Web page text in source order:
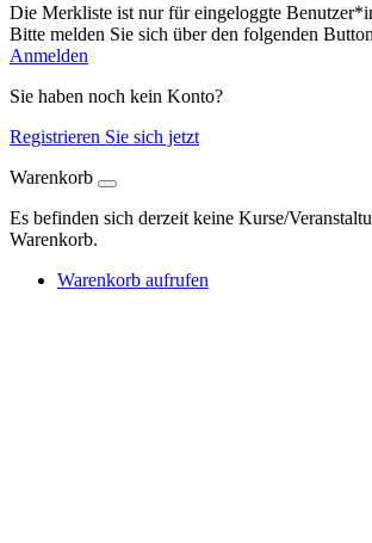
Die Merkliste ist nur für eingeloggte
Bitte melden Sie sich über den folgenden
Anmelden
Sie haben noch kein Konto?
Registrieren Sie sich jetzt
Warenkorb
Es befinden sich derzeit keine Kurse/
Warenkorb.
Warenkorb aufrufen